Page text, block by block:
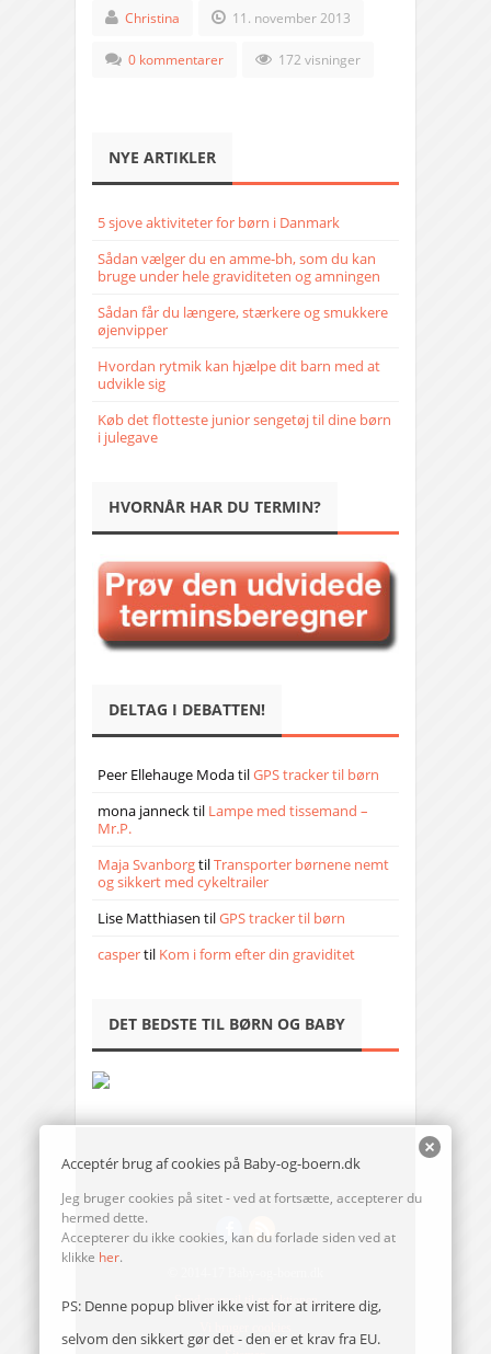
Christina 11. november 2013
0 kommentarer 172 visninger
NYE ARTIKLER
5 sjove aktiviteter for børn i Danmark
Sådan vælger du en amme-bh, som du kan
bruge under hele graviditeten og amningen
Sådan får du længere, stærkere og smukkere
øjenvipper
Hvordan rytmik kan hjælpe dit barn med at
udvikle sig
Køb det flotteste junior sengetøj til dine børn
i julegave
HVORNÅR HAR DU TERMIN?
DELTAG I DEBATTEN!
Peer Ellehauge ModatilGPS tracker til børn
mona jannecktil Lampe med tissemand –
Mr.P.
Maja SvanborgtilTransporter børnene nemt
og sikkert med cykeltrailer
Lise Matthiasen tilGPS tracker til børn
caspertil Kom i form efter din graviditet
DET BEDSTE TIL BØRN OG BABY
Send en mail til redaktionen
Acceptér brug af cookies på Baby-og-boern.dk
Jeg bruger cookies på sitet - ved at fortsætte, accepterer du
hermed dette.
Accepterer du ikke cookies, kan du forlade siden ved at
klikke her.
PS: Denne popup bliver ikke vist for at irritere dig,
selvom den sikkert gør det - den er et krav fra EU.